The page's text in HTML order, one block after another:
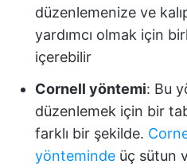
düzenlemenize ve
yardımcı olmak için
içerebilir
Cornell yöntemi: Bu
düzenlemek için bir
farklı bir şekilde.
yönteminde üç sütun